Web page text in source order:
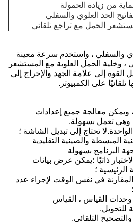
من زيادة الحمولة
الحد العلوي والسفلي
الحمل مع تراجع تلقائي
والسفلي ، واستخدم سرعة معينة
، وخلية الحمل العلوية مع المستشعر
إلى علامة الجهد والإخراج إلى
على الكمبيوتر.
1. اعتماد منصة windows ، ويمكن معالجة جميع إعدادات
وهي تعمل بسهولة.
المبسطة والصينية التقليدية
البرنامج بسهولة
ذاتيًا ؛يمكن عرض بيانات
الرئيسية ؛
في نفس الوقت لإجراء عدد
القياس ، القياس
للتحويل.